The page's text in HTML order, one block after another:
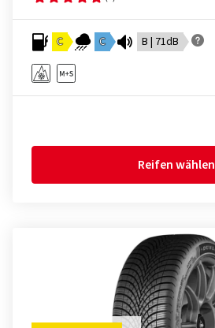
C C B | 71dB
Reifen wählen